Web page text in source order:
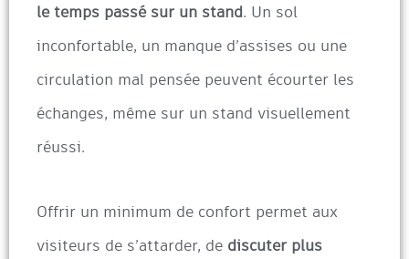
le temps passé sur un stand. Un sol
inconfortable, un manque d’assises ou une
circulation mal pensée peuvent écourter les
échanges, même sur un stand visuellement
réussi.
Offrir un minimum de confort permet aux
visiteurs de s’attarder, de discuter plus